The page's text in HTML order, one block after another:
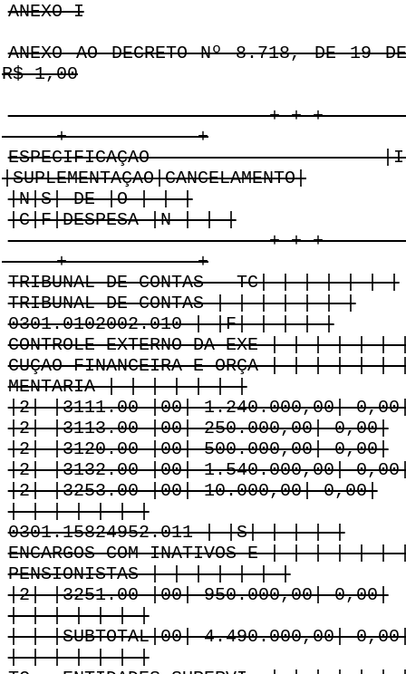
ANEXO I
ANEXO AO DECRETO Nº 8.718, DE 19
R$ 1,00
------------------------+-+-
-----+------------+
ESPECIFICAÇAO
|SUPLEMENTAÇAO|CANCELAMENTO|
|N|S| DE |O | | |
|C|F|DESPESA |N | | |
------------------------+-+-
-----+------------+
TRIBUNAL DE CONTAS - TC| | | | | | |
TRIBUNAL DE CONTAS | | | | | | |
0301.0102002.010 | |F| | | | |
CONTROLE EXTERNO DA EXE-| | | | | |
CUÇAO FINANCEIRA E ORÇA-| | | | | |
MENTARIA | | | | | | |
|2| |3111.00 |00| 1.240.000,00|
|2| |3113.00 |00| 250.000,00| 0,00|
|2| |3120.00 |00| 500.000,00| 0,00|
|2| |3132.00 |00| 1.540.000,00|
|2| |3253.00 |00| 10.000,00| 0,00|
| | | | | | |
0301.15824952.011 | |S| | | | |
ENCARGOS COM INATIVOS E | | | | | |
PENSIONISTAS | | | | | | |
|2| |3251.00 |00| 950.000,00| 0,00|
| | | | | | |
| | |SUBTOTAL|00| 4.490.000,00|
| | | | | | |